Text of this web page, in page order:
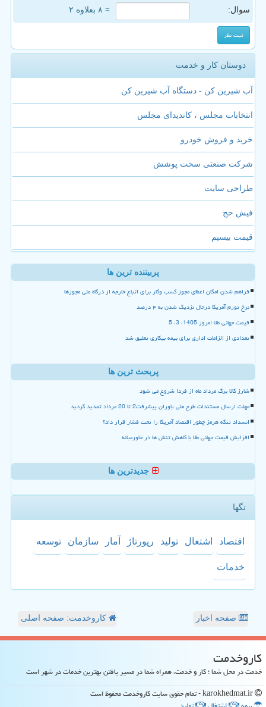
سوال: = ۸ بعلاوه ۲
دوستان کار و خدمت
آب شیرین کن - دستگاه آب شیرین کن
انتخابات مجلس ، کاندیدای مجلس
خرید و فروش خودرو
شرکت صنعتی سخت پوشش
طراحی سایت
فیش حج
قیمت بیسیم
پربیننده ترین ها
فراهم شدن امکان اعطای مجوز کسب وکار برای اتباع خارجه از درگاه ملی مجوزها
نرخ تورم آمریکا درحال نزدیک شدن به ۴ درصد
قیمت جهانی طلا امروز 1405، 3، 5
تعدادی از الزامات اداری برای بیمه بیکاری تعلیق شد
پربحث ترین ها
شارژ کالا برگ مرداد ماه از فردا شروع می شود
مهلت ارسال مستندات طرح ملی یاوران پیشرفت2 تا 20 مرداد تمدید گردید
انسداد تنگه هرمز چطور اقتصاد آمریکا را تحت فشار قرار داد؟
افزایش قیمت جهانی طلا با کاهش تنش ها در خاورمیانه
جدیدترین ها
تگها
اقتصاد اشتغال تولید رپورتاژ آمار سازمان توسعه
خدمات
صفحه اخبار کاروخدمت: صفحه اصلی
كاروخدمت
خدمت در محل شما ؛ کار و خدمت، همراه شما در مسیر یافتن بهترین خدمات در شهر است